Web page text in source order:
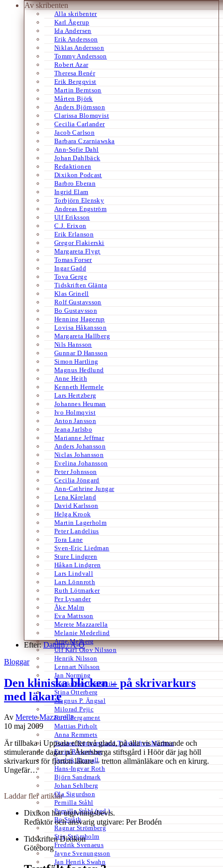
Av skribenten
Alla skribenter
Karl Ågerup
Ida Andersen
Erik Andersson
Niklas Andersson
Tommy Andersson
Robert Azar
Theresa Benér
Erik Bergqvist
Martin Berntson
Mårten Björk
Anders Björnsson
Clarissa Blomqvist
Cecilia Carlander
Jacob Carlson
Barbara Czarniawska
Ann-Sofie Dahl
Johan Dahlbäck
Redaktionen
Dixikon Podcast
Barbro Eberan
Ingrid Elam
Torbjörn Elensky
Andreas Engström
Ulf Eriksson
C.J. Erixon
Erik Erlanson
Gregor Flakierski
Margareta Flygt
Tomas Forser
Ingar Gadd
Tova Gerge
Tidskriften Glänta
Klas Grinell
Rolf Gustavsson
Bo Gustavsson
Henning Hagerup
Lovisa Håkansson
Margareta Hallberg
Nils Hansson
Gunnar D Hansson
Simon Hartling
Magnus Hedlund
Anne Heith
Kenneth Hermele
Lars Hertzberg
Johannes Heuman
Ivo Holmqvist
Anton Jansson
Jeana Jarlsbo
Marianne Jeffmar
Anders Johansson
Niclas Johansson
Evelina Johansson
Peter Johnsson
Cecilia Jöngard
Ann-Cathrine Jungar
Lena Kåreland
David Karlsson
Helga Krook
Martin Lagerholm
Peter Landelius
Tora Lane
Sven-Eric Liedman
Sture Lindgren
Håkan Lindgren
Lars Lindvall
Lars Lönnroth
Ruth Lötmarker
Per Lysander
Åke Malm
Eva Mattsson
Merete Mazzarella
Melanie Mederlind
Arne Melberg
Ulf Karl Olov Nilsson
Henrik Nilsson
Lennart Nilsson
Jan Norming
Tidskriften Ord&Bild
Stina Otterberg
Magnus P. Ängsal
Milorad Pejic
Ruth Pergament
Mattias Pirholt
Anna Remmets
Torsten Rönnerstrand Tidskriften Medusa
Ervin Rosenberg
Fredrik Rosvall
Hans-Ingvar Roth
Björn Sandmark
Johan Sehlberg
Ola Sigurdson
Pernilla Ståhl
Pernilla Ståhl (red.)
Bo Stråth
Ragnar Strömberg
Stig Strömholm
Fredrik Svenaeus
Jayne Svenungsson
Jan Henrik Swahn
Efter:Datum /A-Ö
Bloggar
Den kliniska blicken – på skrivarkurs
med läkare
Av Merete Mazzarella
10 maj 2009
Är tillbaka i Uppsala efter två glada, på alla vis värmande och
stimulerande dagar på Åkersberga stiftsgård i Höör där jag höll
skrivarkurs för fjorton läkare – tretton allmänläkare och en kirurg.
Ungefär…
Laddar fler artiklar
Dixikon har utgivningsbevis.
Redaktör och ansvarig utgivare: Per Brodén
Tidskriften Dixikon
Göteborg